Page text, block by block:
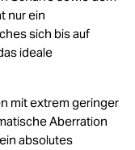
nur ein
sich bis auf
ideale
mit extrem geringer
Aberration
absolutes